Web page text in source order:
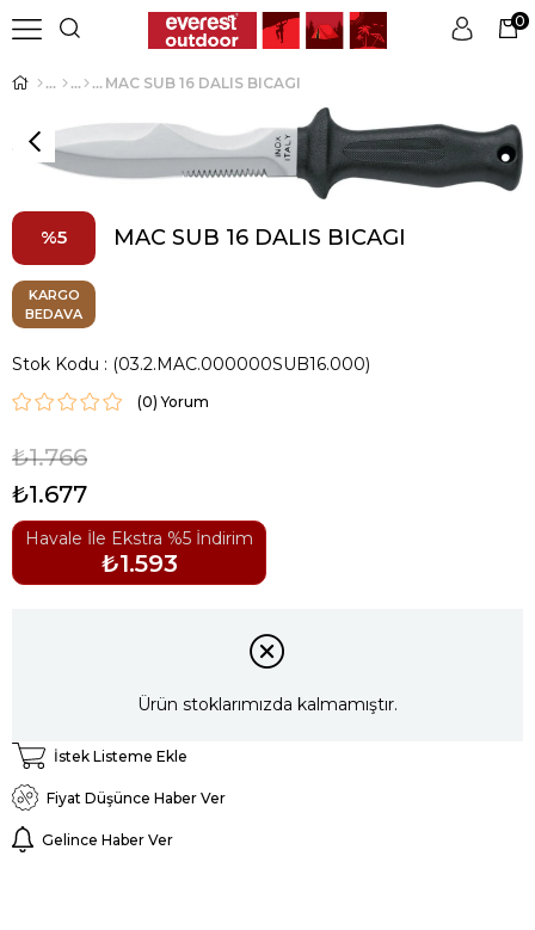
Üye Girişi Üye Ol
0
MAC SUB 16 DALIS BICAGI
5 MAC SUB 16 DALIS BICAGI
KARGO
BEDAVA
Stok Kodu (03.2.MAC.000000SUB16.000)
(0)
₺1.766
₺1.677
Havale İle Ekstra %5 İndirim
₺1.593
Ürün stoklarımızda kalmamıştır.
İstek Listeme Ekle
Fiyat Düşünce Haber Ver
Gelince Haber Ver